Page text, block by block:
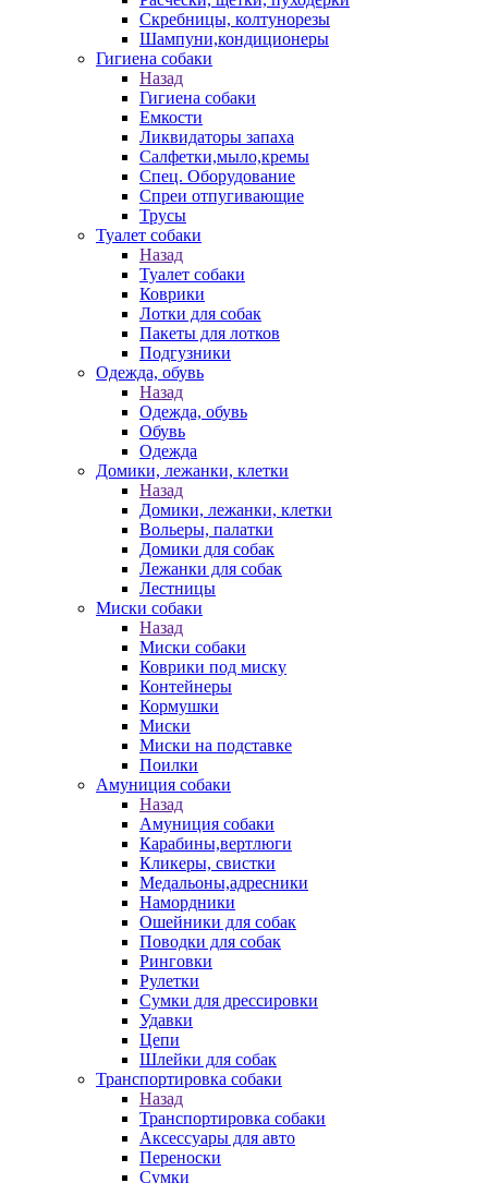
Скребницы, колтунорезы
Шампуни,кондиционеры
Гигиена собаки
Назад
Гигиена собаки
Емкости
Ликвидаторы запаха
Салфетки,мыло,кремы
Спец. Оборудование
Спреи отпугивающие
Трусы
Туалет собаки
Назад
Туалет собаки
Коврики
Лотки для собак
Пакеты для лотков
Подгузники
Одежда, обувь
Назад
Одежда, обувь
Обувь
Одежда
Домики, лежанки, клетки
Назад
Домики, лежанки, клетки
Вольеры, палатки
Домики для собак
Лежанки для собак
Лестницы
Миски собаки
Назад
Миски собаки
Коврики под миску
Контейнеры
Кормушки
Миски
Миски на подставке
Поилки
Амуниция собаки
Назад
Амуниция собаки
Карабины,вертлюги
Кликеры, свистки
Медальоны,адресники
Намордники
Ошейники для собак
Поводки для собак
Ринговки
Рулетки
Сумки для дрессировки
Удавки
Цепи
Шлейки для собак
Транспортировка собаки
Назад
Транспортировка собаки
Аксессуары для авто
Переноски
Сумки